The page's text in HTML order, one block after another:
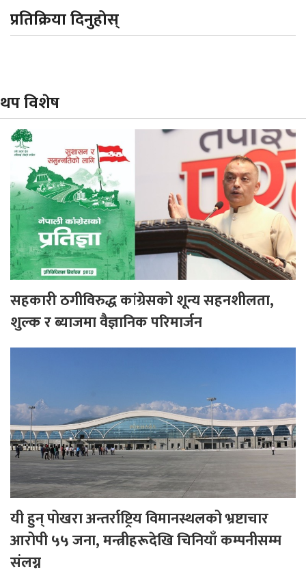
प्रतिक्रिया दिनुहोस्
थप विशेष
सहकारी ठगीविरुद्ध कांग्रेसको शून्य सहनशीलता,
शुल्क र ब्याजमा वैज्ञानिक परिमार्जन
यी हुन् पोखरा अन्तर्राष्ट्रिय विमानस्थलको भ्रष्टाचार
आरोपी ५५ जना, मन्त्रीहरूदेखि चिनियाँ कम्पनीसम्म
संलग्न